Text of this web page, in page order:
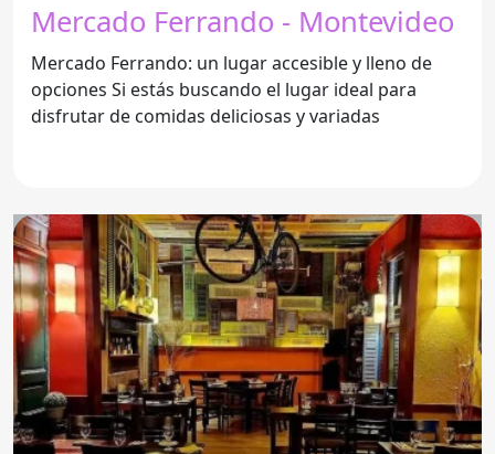
Mercado Ferrando - Montevideo
Mercado Ferrando: un lugar accesible y lleno de
opciones Si estás buscando el lugar ideal para
disfrutar de comidas deliciosas y variadas